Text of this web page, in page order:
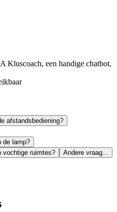
Kluscoach, een handige chatbot,
afstandsbediening?
de lamp?
vochtige ruimtes?
Andere vraag...